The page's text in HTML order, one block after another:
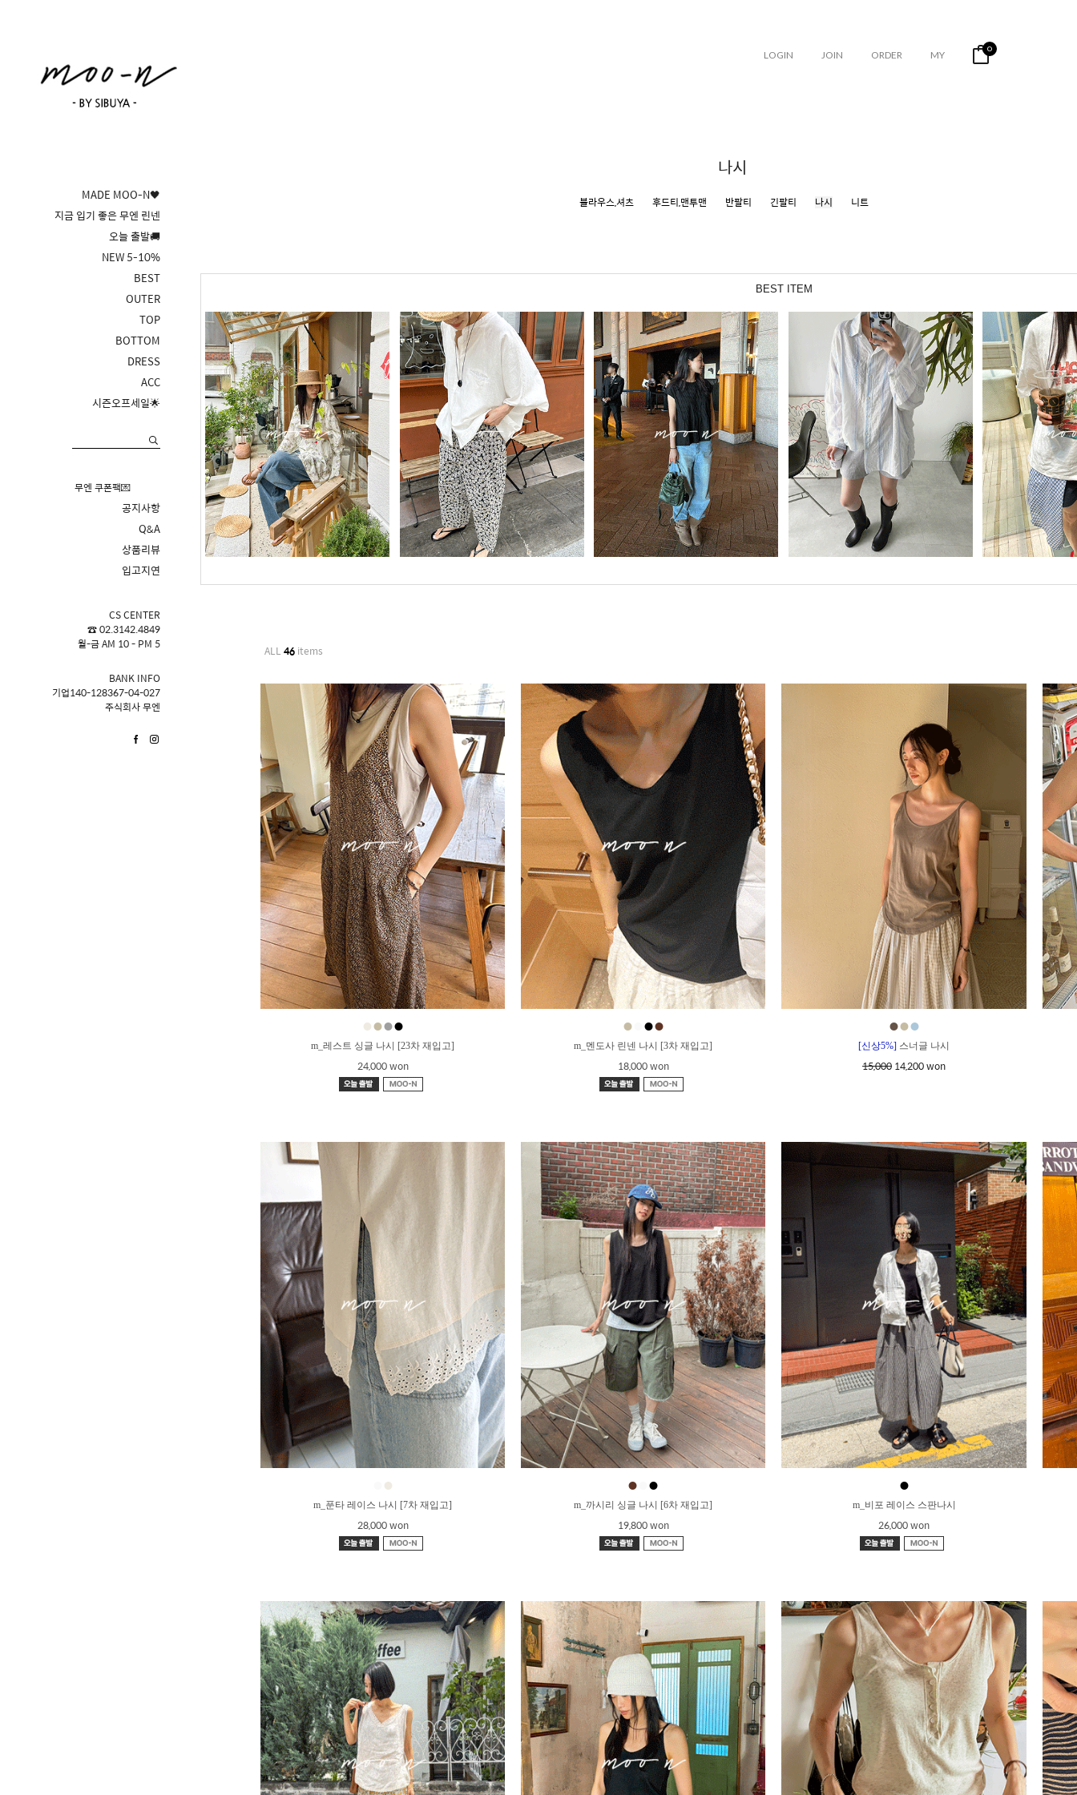
LOGIN JOIN ORDER MY 0
MADE MOO-N🖤
지금 입기 좋은 무엔 린넨
오늘 출발🚚
NEW 5-10%
BEST
OUTER
TOP
BOTTOM
DRESS
ACC
시즌오프세일🌟
무엔 쿠폰팩💌
공지사항
Q&A
상품리뷰
입고지연
CS CENTER
☎ 02.3142.4849
월-금 AM 10 - PM 5
BANK INFO
기업140-128367-04-027
주식회사 무엔
나시
블라우스,셔츠 후드티,맨투맨 반팔티 긴팔티 나시 니트
BEST ITEM
ALL 46 items
●●●●
m_레스트 싱글 나시 [23차 재입고]
24,000 won
● ●●
m_멘도사 린넨 나시 [3차 재입고]
18,000 won
●●●
[신상5%] 스너글 나시
15,000 14,200 won
●
m_푼타 레이스 나시 [7차 재입고]
28,000 won
● ●
m_까시리 싱글 나시 [6차 재입고]
19,800 won
●
m_비포 레이스 스판나시
26,000 won